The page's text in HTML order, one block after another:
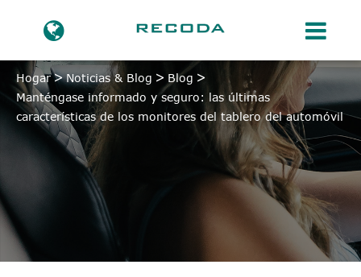
Hogar Noticias & Blog
Blog
Manténgase informado y seguro: las últimas
características de los monitores del tablero del automóvil